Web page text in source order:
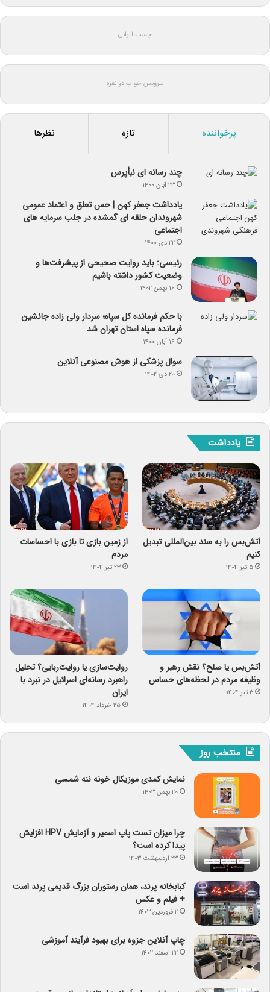
چسب ایرانی
سرویس خواب دو نفره
پرخواننده تازه نظرها
چند رسانه ای نبأپرس
۲۳ آبان ۱۴۰۰
یادداشت جعفر کهن | حس تعلق و اعتماد عمومی
شهروندان حلقه ای گمشده در جلب سرمایه های
اجتماعی
۲۲ دی ۱۴۰۰
رئیسی: باید روایت صحیحی از پیشرفت‌ها و
وضعیت کشور داشته باشیم
۱۶ بهمن ۱۴۰۲
با حکم فرمانده کل سپاه؛ سردار ولی زاده جانشین
فرمانده سپاه استان تهران شد
۱۶ آبان ۱۴۰۰
سوال پزشکی از هوش مصنوعی آنلاین
۲۰ دی ۱۴۰۲
یادداشت
آتش‌بس را به سند بین‌المللی تبدیل
کنیم
۵ تیر ۱۴۰۴
از زمین بازی تا بازی با احساسات
مردم
۲۳ تیر ۱۴۰۴
آتش‌بس یا صلح؟ نقش رهبر و
وظیفه مردم در لحظه‌های حساس
۳ تیر ۱۴۰۴
روایت‌سازی یا روایت‌ربایی؟ تحلیل
راهبرد رسانه‌ای اسرائیل در نبرد با
ایران
۲۵ خرداد ۱۴۰۴
منتخب روز
نمایش کمدی موزیکال خونه ننه شمسی
۲۰ بهمن ۱۴۰۳
چرا میزان تست پاپ اسمیر و آزمایش HPV افزایش
پیدا کرده است؟
۲۳ اردیبهشت ۱۴۰۳
کبابخانه پرند، همان رستوران بزرگ قدیمی پرند است
+ فیلم و عکس
۲ فروردین ۱۴۰۳
چاپ آنلاین جزوه برای بهبود فرآیند آموزشی
۲۲ اسفند ۱۴۰۲